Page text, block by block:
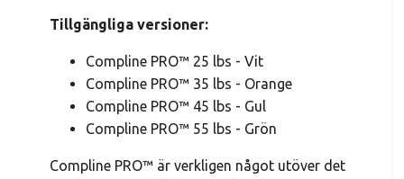
Tillgängliga versioner:
Compline PRO™ 25 lbs - Vit
Compline PRO™ 35 lbs - Orange
Compline PRO™ 45 lbs - Gul
Compline PRO™ 55 lbs - Grön
Compline PRO™ är verkligen något utöver det